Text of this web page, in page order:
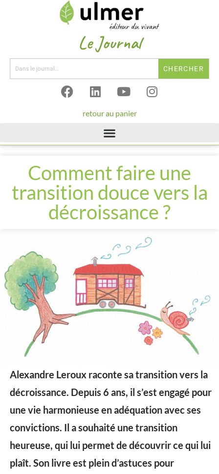
Le Journal
CHERCHER
retour au panier
Comment faire une
transition douce vers la
décroissance ?
Alexandre Leroux raconte sa transition vers la
décroissance. Depuis 6 ans, il s’est engagé pour
une vie harmonieuse en adéquation avec ses
convictions. Il a souhaité une transition
heureuse, qui lui permet de découvrir ce qui lui
plaît. Son livre est plein d’astuces pour